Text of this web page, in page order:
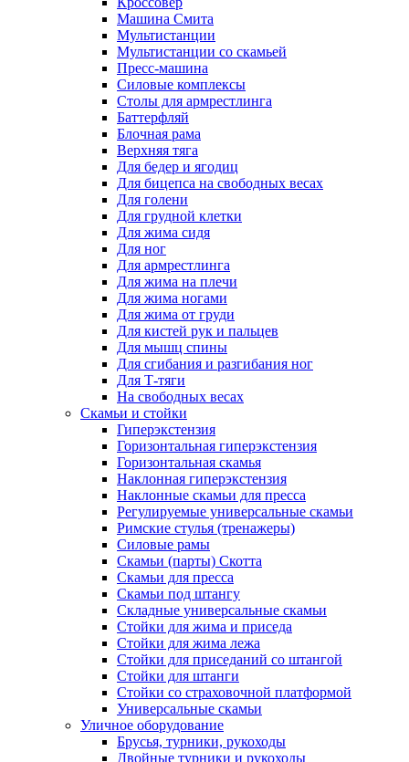
Машина Смита
Мультистанции
Мультистанции со скамьей
Пресс-машина
Силовые комплексы
Столы для армрестлинга
Баттерфляй
Блочная рама
Верхняя тяга
Для бедер и ягодиц
Для бицепса на свободных весах
Для голени
Для грудной клетки
Для жима сидя
Для ног
Для армрестлинга
Для жима на плечи
Для жима ногами
Для жима от груди
Для кистей рук и пальцев
Для мышц спины
Для сгибания и разгибания ног
Для Т-тяги
На свободных весах
Скамьи и стойки
Гиперэкстензия
Горизонтальная гиперэкстензия
Горизонтальная скамья
Наклонная гиперэкстензия
Наклонные скамьи для пресса
Регулируемые универсальные скамьи
Римские стулья (тренажеры)
Силовые рамы
Скамьи (парты) Скотта
Скамьи для пресса
Скамьи под штангу
Складные универсальные скамьи
Стойки для жима и приседа
Стойки для жима лежа
Стойки для приседаний со штангой
Стойки для штанги
Стойки со страховочной платформой
Универсальные скамьи
Уличное оборудование
Брусья, турники, рукоходы
Двойные турники и рукоходы